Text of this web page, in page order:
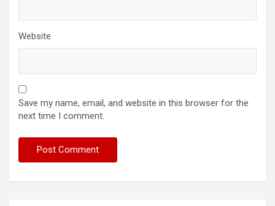
Website
Save my name, email, and website in this browser for the
next time I comment.